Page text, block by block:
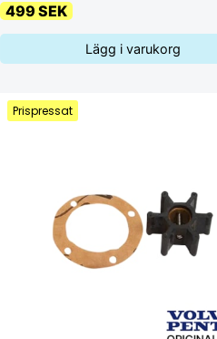
499 SEK
Lägg i varukorg
Prispressat